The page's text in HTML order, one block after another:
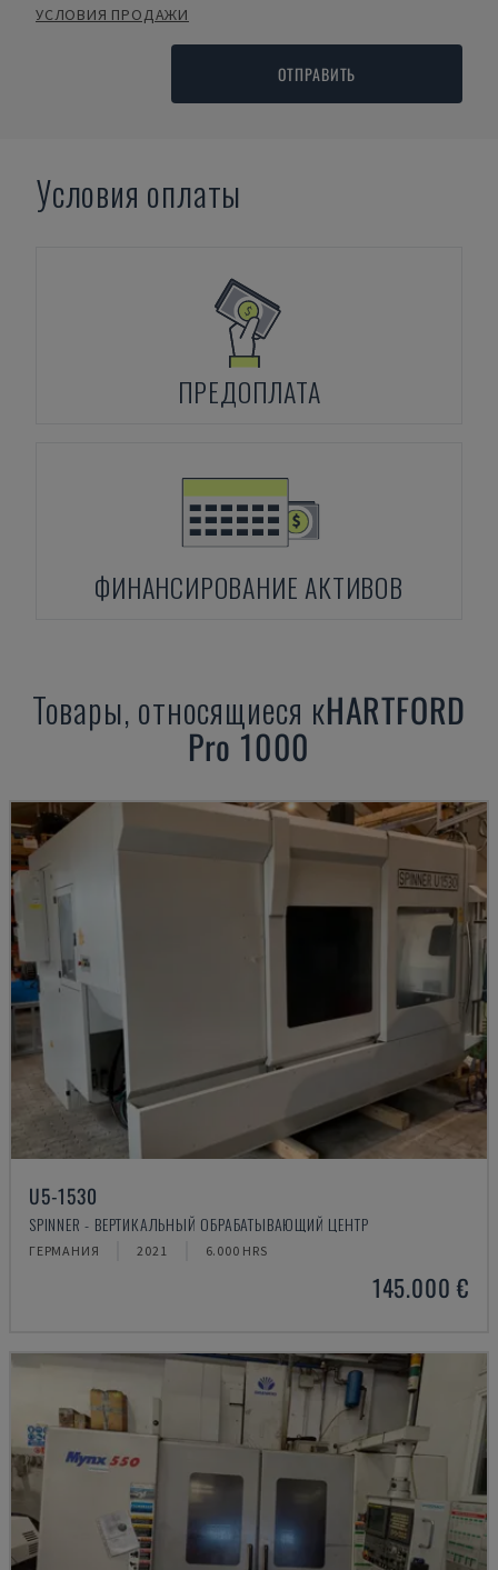
УСЛОВИЯ ПРОДАЖИ
ОТПРАВИТЬ
Условия оплаты
ПРЕДОПЛАТА
ФИНАНСИРОВАНИЕ АКТИВОВ
Товары, относящиеся кHARTFORD
Pro 1000
U5-1530
SPINNER - ВЕРТИКАЛЬНЫЙ ОБРАБАТЫВАЮЩИЙ ЦЕНТР
ГЕРМАНИЯ 2021 6.000 HRS
145.000 €